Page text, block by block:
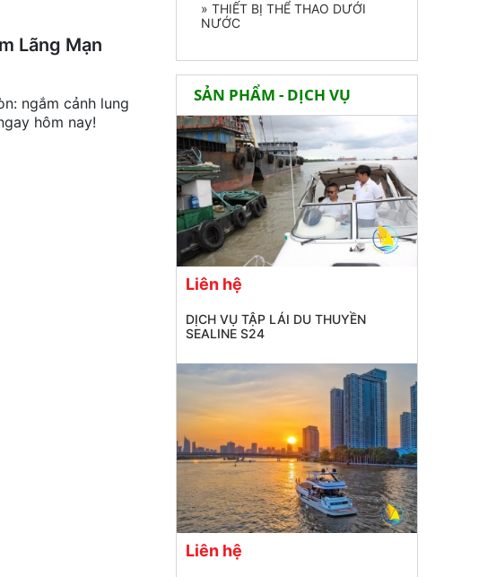
Lãng Mạn
ngắm cảnh lung
hôm nay!
» THIẾT BỊ THỂ THAO DƯỚI
NƯỚC
SẢN PHẨM - DỊCH VỤ
Liên hệ
DỊCH VỤ TẬP LÁI DU THUYỀN
SEALINE S24
Liên hệ